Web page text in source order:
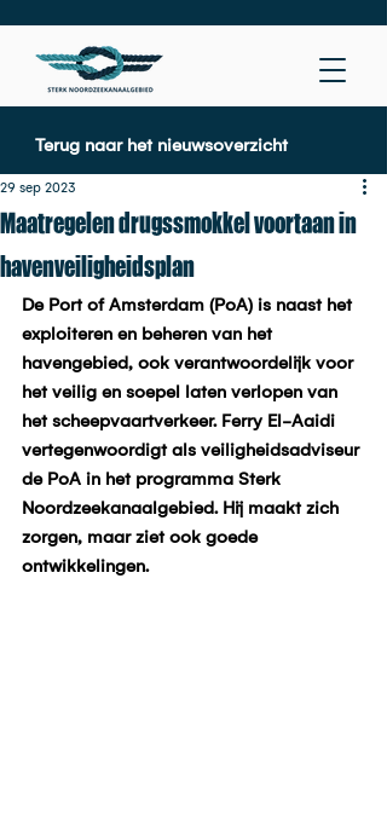
Terug naar het nieuwsoverzicht
Maatregelen drugssmokkel voortaan in
havenveiligheidsplan
29 sep 2023
De Port of Amsterdam (PoA) is naast het
exploiteren en beheren van het
havengebied, ook verantwoordelijk voor
het veilig en soepel laten verlopen van
het scheepvaartverkeer. Ferry El-Aaidi
vertegenwoordigt als veiligheidsadviseur
de PoA in het programma Sterk
Noordzeekanaalgebied. Hij maakt zich
zorgen, maar ziet ook goede
ontwikkelingen.